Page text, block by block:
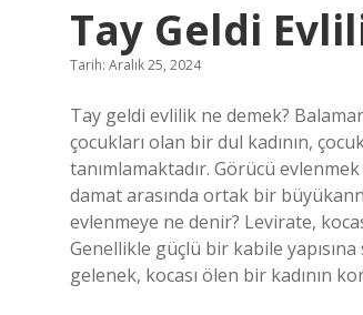
Tay Geldi
Tarih: Aralık 25, 2024
Tay geldi evlilik ne demek?
çocukları olan bir dul kadının,
tanımlamaktadır. Görücü
damat arasında ortak bir
evlenmeye ne denir? Levirate,
Genellikle güçlü bir kabile
gelenek, kocası ölen bir kadının